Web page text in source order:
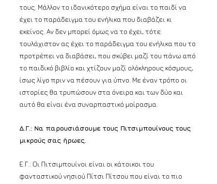
τους. Μάλλον το ιδανικότερο σχήμα είναι το παιδί να
έχει το παράδειγμα του ενήλικα που διαβάζει κι
εκείνος. Αν δεν μπορεί όμως να το έχει, τότε
τουλάχιστον ας έχει το παράδειγμα του ενήλικα που το
προτρέπει να διαβάσει, που σκύβει μαζί του πάνω από
το παιδικό βιβλίο και χτίζουν μαζί ολόκληρους κόσμους,
ίσως λίγο πριν να πέσουν για ύπνο. Με έναν τρόπο οι
ιστορίες θα τρυπώσουν στα όνειρα και των δύο και
αυτό θα είναι ένα συναρπαστικό μοίρασμα.
Δ.Γ.: Να παρουσιάσουμε τους Πιτσιμπουίνους τους
μικρούς σας ήρωες.
Ε.Γ.: Οι Πιτσιμπουίνοι είναι οι κάτοικοι του
φανταστικού νησιού Πίτσι Πίτσου που είναι το πιο